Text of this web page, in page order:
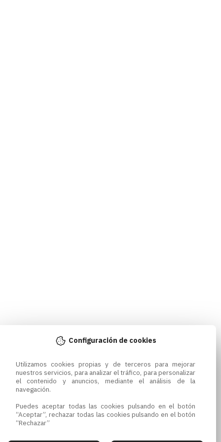
Configuración de cookies
Utilizamos cookies propias y de terceros para mejorar
nuestros servicios, para analizar el tráfico, para personalizar
el contenido y anuncios, mediante el análisis de la
navegación.
Puedes aceptar todas las cookies pulsando en el botón
“Aceptar”, rechazar todas las cookies pulsando en el botón
“Rechazar”